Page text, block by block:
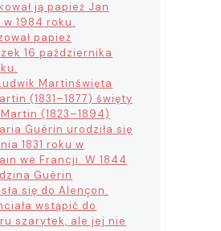
ją papież Jan
w 1984 roku.
papież
16 października
Martinświęta
(1831–1877) święty
(1823–1894)
Guérin urodziła się
1831 roku w
we Francji. W 1844
Guérin
się do Alençon.
wstąpić do
szarytek, ale jej nie